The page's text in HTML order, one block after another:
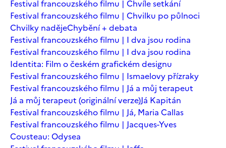
Festival francouzského filmu | Chvíle setkání
Festival francouzského filmu | Chvilku po půlnoci
Chvilky nadějeChybění + debata
Festival francouzského filmu | I dva jsou rodina
Festival francouzského filmu | I dva jsou rodina
Identita: Film o českém grafickém designu
Festival francouzského filmu | Ismaelovy přízraky
Festival francouzského filmu | Já a můj terapeut
Já a můj terapeut (originální verze)Já Kapitán
Festival francouzského filmu | Já, Maria Callas
Festival francouzského filmu | Jacques-Yves
Cousteau: Odysea